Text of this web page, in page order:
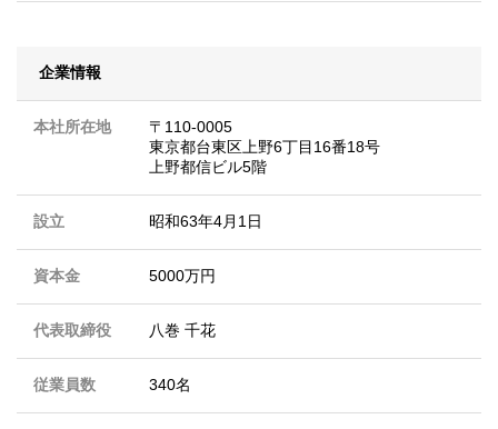
企業情報
本社所在地
〒110-0005
東京都台東区上野6丁目16番18号
上野都信ビル5階
設立 昭和63年4月1日
資本金 5000万円
代表取締役 八巻 千花
従業員数 340名